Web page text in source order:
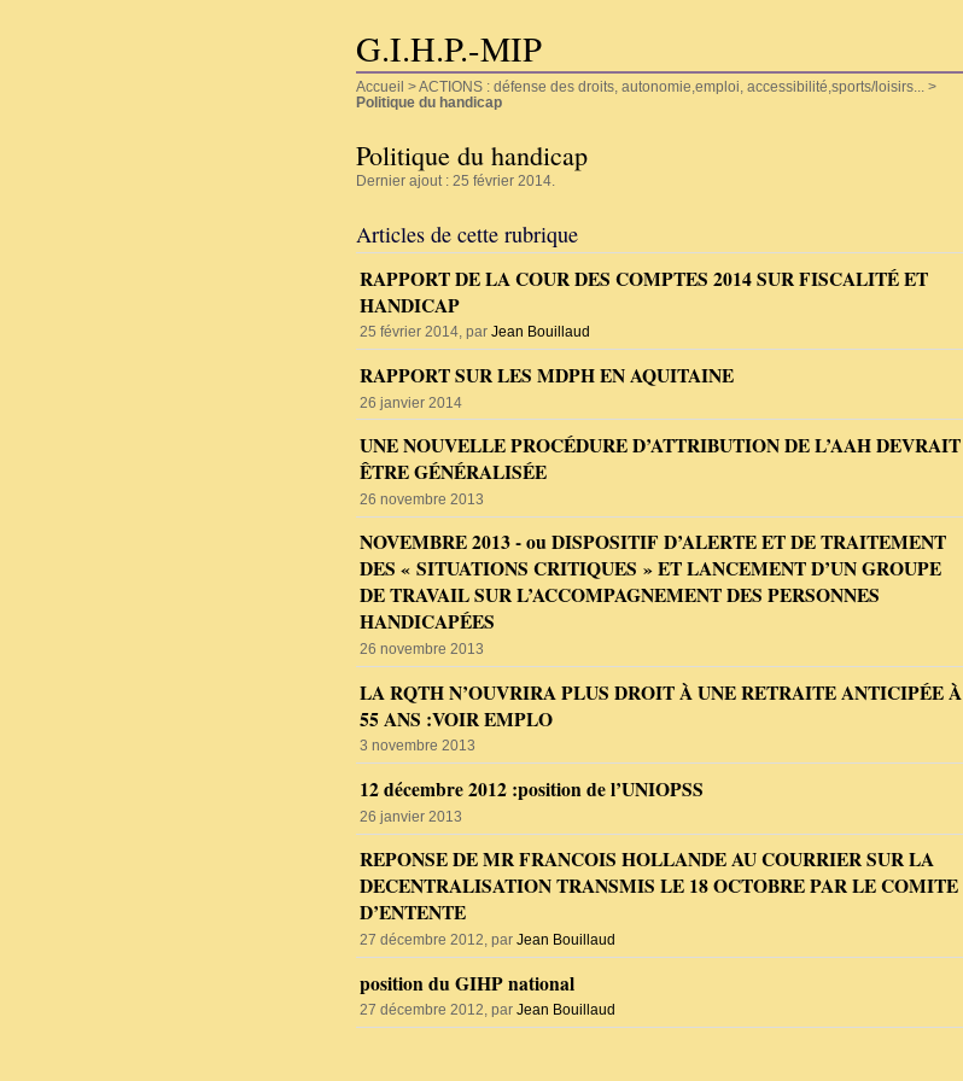
G.I.H.P.-MIP
Accueil >ACTIONS : défense des droits, autonomie,emploi, accessibilité,sports/loisirs...
>
Politique du handicap
Politique du handicap
Dernier ajout : 25 février 2014.
Articles de cette rubrique
RAPPORT DE LA COUR DES COMPTES 2014 SUR FISCALITÉ ET
HANDICAP
25 février 2014, par Jean Bouillaud
RAPPORT SUR LES MDPH EN AQUITAINE
26 janvier 2014
UNE NOUVELLE PROCÉDURE D’ATTRIBUTION DE L’AAH DEVRAIT
ÊTRE GÉNÉRALISÉE
26 novembre 2013
NOVEMBRE 2013 - ou DISPOSITIF D’ALERTE ET DE TRAITEMENT
DES « SITUATIONS CRITIQUES » ET LANCEMENT D’UN GROUPE
DE TRAVAIL SUR L’ACCOMPAGNEMENT DES PERSONNES
HANDICAPÉES
26 novembre 2013
LA RQTH N’OUVRIRA PLUS DROIT À UNE RETRAITE ANTICIPÉE À
55 ANS :VOIR EMPLO
3 novembre 2013
12 décembre 2012 :position de l’UNIOPSS
26 janvier 2013
REPONSE DE MR FRANCOIS HOLLANDE AU COURRIER SUR LA
DECENTRALISATION TRANSMIS LE 18 OCTOBRE PAR LE COMITE
D’ENTENTE
27 décembre 2012, par Jean Bouillaud
position du GIHP national
27 décembre 2012, par Jean Bouillaud